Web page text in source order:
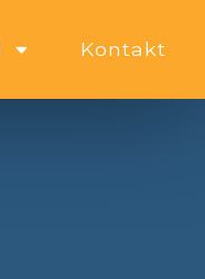
Kontakt